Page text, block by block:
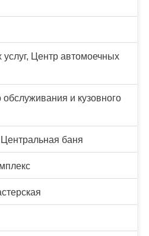
Центр автомоечных
обслуживания и кузовного
баня